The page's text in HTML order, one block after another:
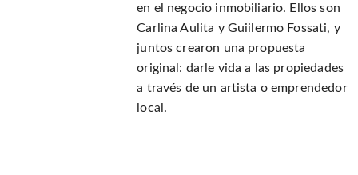
en el negocio inmobiliario. Ellos son
Carlina Aulita y Guiilermo Fossati, y
juntos crearon una propuesta
original: darle vida a las propiedades
a través de un artista o emprendedor
local.